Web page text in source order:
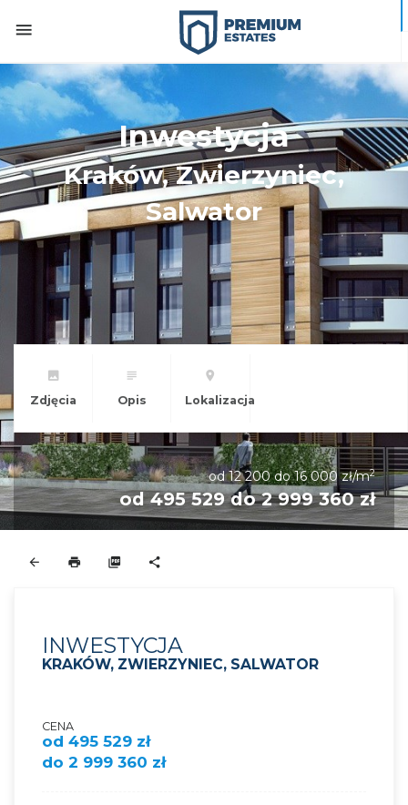
Inwestycja
Kraków, Zwierzyniec,
Salwator
Zdjęcia Opis Lokalizacja
od 12 200 do 16 000 zł/m2
od 495 529 do 2 999 360 zł
INWESTYCJA
KRAKÓW, ZWIERZYNIEC, SALWATOR
CENA
od 495 529 zł
do 2 999 360 zł